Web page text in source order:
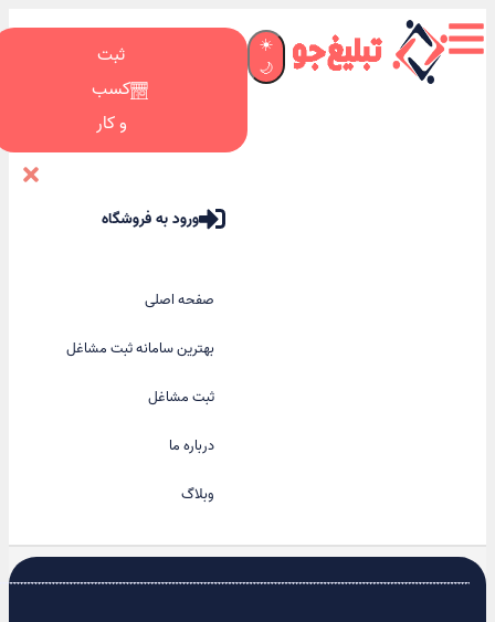
☀️
🌙
ثبت
کسب
و کار
ورود به فروشگاه
صفحه اصلی
بهترین سامانه ثبت مشاغل
ثبت مشاغل
درباره ما
وبلاگ